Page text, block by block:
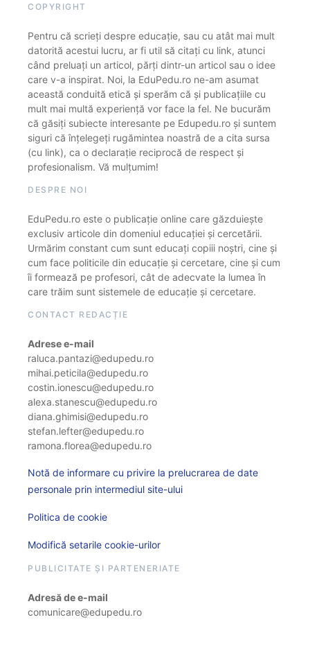
COPYRIGHT
Pentru că scrieți despre educație, sau cu atât mai mult
datorită acestui lucru, ar fi util să citați cu link, atunci
când preluați un articol, părți dintr-un articol sau o idee
care v-a inspirat. Noi, la EduPedu.ro ne-am asumat
această conduită etică și sperăm că și publicațiile cu
mult mai multă experiență vor face la fel. Ne bucurăm
că găsiți subiecte interesante pe Edupedu.ro și suntem
siguri că înțelegeți rugămintea noastră de a cita sursa
(cu link), ca o declarație reciprocă de respect și
profesionalism. Vă mulțumim!
DESPRE NOI
EduPedu.ro este o publicație online care găzduiește
exclusiv articole din domeniul educației și cercetării.
Urmărim constant cum sunt educați copiii noștri, cine și
cum face politicile din educație și cercetare, cine și cum
îi formează pe profesori, cât de adecvate la lumea în
care trăim sunt sistemele de educație și cercetare.
CONTACT REDACȚIE
Adrese e-mail
raluca.pantazi@edupedu.ro
mihai.peticila@edupedu.ro
costin.ionescu@edupedu.ro
alexa.stanescu@edupedu.ro
diana.ghimisi@edupedu.ro
stefan.lefter@edupedu.ro
ramona.florea@edupedu.ro
Notă de informare cu privire la prelucrarea de date
personale prin intermediul site-ului
Politica de cookie
Modifică setarile cookie-urilor
PUBLICITATE ȘI PARTENERIATE
Adresă de e-mail
comunicare@edupedu.ro